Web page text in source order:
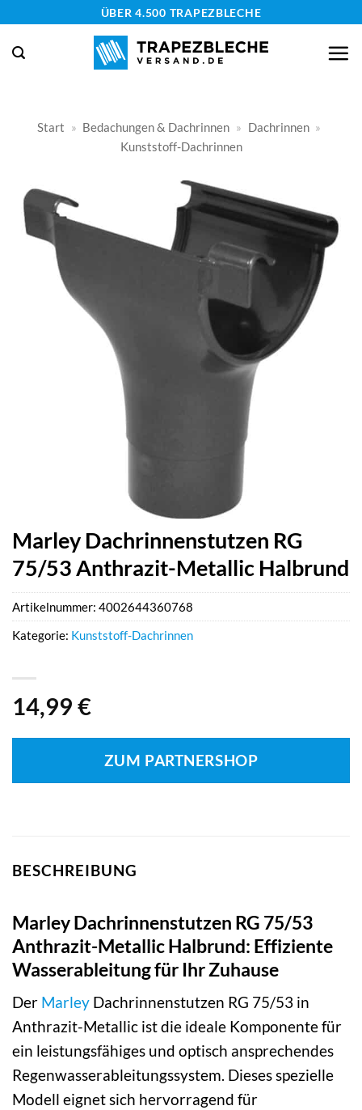
springen
ÜBER 4.500 TRAPEZBLECHE
Start » Bedachungen & Dachrinnen » Dachrinnen »
Kunststoff-Dachrinnen
Marley Dachrinnenstutzen RG
75/53 Anthrazit-Metallic Halbrund
14,99 €
ZUM PARTNERSHOP
Artikelnummer: 4002644360768
Kategorie: Kunststoff-Dachrinnen
BESCHREIBUNG
Marley Dachrinnenstutzen RG 75/53
Anthrazit-Metallic Halbrund: Effiziente
Wasserableitung für Ihr Zuhause
Der Marley Dachrinnenstutzen RG 75/53 in
Anthrazit-Metallic ist die ideale Komponente für
ein leistungsfähiges und optisch ansprechendes
Regenwasserableitungssystem. Dieses spezielle
Modell eignet sich hervorragend für